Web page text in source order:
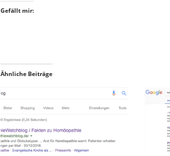
Gefällt mir:
Ähnliche Beiträge